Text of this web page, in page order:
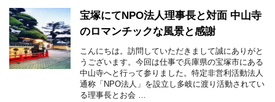
宝塚にてNPO法人理事長と対面 中山寺
のロマンチックな風景と感謝
こんにちは。訪問していただきまして誠にありがと
うございます。今回は仕事で兵庫県の宝塚市にある
中山寺へと行って参りました。特定非営利活動法人
通称「NPO法人」を設立し多岐に渡り活動されてい
る理事長とお会 …